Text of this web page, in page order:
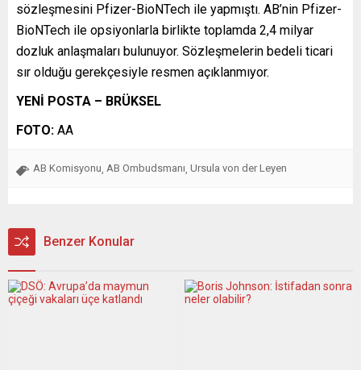
sözleşmesini Pfizer-BioNTech ile yapmıştı. AB’nin Pfizer-
BioNTech ile opsiyonlarla birlikte toplamda 2,4 milyar
dozluk anlaşmaları bulunuyor. Sözleşmelerin bedeli ticari
sır olduğu gerekçesiyle resmen açıklanmıyor.
YENİ POSTA – BRÜKSEL
FOTO: AA
AB Komisyonu AB Ombudsmanı Ursula von der Leyen
Benzer Konular